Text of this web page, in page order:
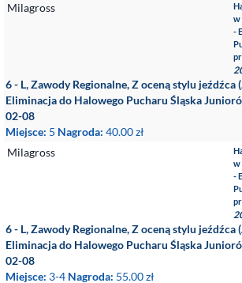
Milagross
w
-
6 - L, Zawody Regionalne, Z oceną stylu jeźdźca
Eliminacja do Halowego Pucharu Śląska
02-08
Miejsce: 5 Nagroda: 40.00 zł
Milagross
w
-
6 - L, Zawody Regionalne, Z oceną stylu jeźdźca
Eliminacja do Halowego Pucharu Śląska
02-08
Miejsce: 3-4 Nagroda: 55.00 zł